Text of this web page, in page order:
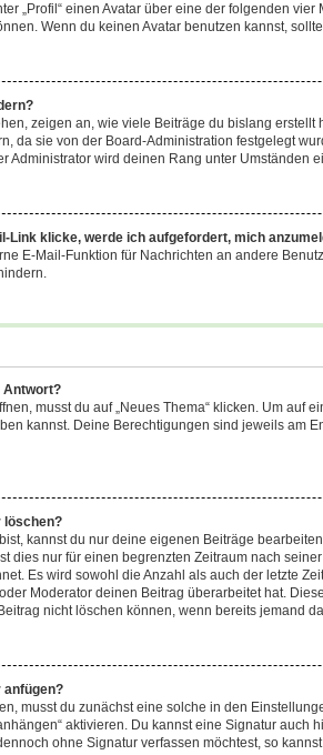
„Profil“ einen Avatar über eine der folgenden
Wenn du keinen Avatar benutzen kannst,
zeigen an, wie viele Beiträge du bislang
da sie von der Board-Administration festgelegt
Administrator wird deinen Rang unter Umständen
Link klicke, werde ich aufgefordert, mich
E-Mail-Funktion für Nachrichten an andere
Antwort?
musst du auf „Neues Thema“ klicken. Um auf
kannst. Deine Berechtigungen sind jeweils am
löschen?
kannst du nur deine eigenen Beiträge
dies nur für einen begrenzten Zeitraum nach
Es wird sowohl die Anzahl als auch der letzte
Moderator deinen Beitrag überarbeitet hat.
nicht löschen können, wenn bereits jemand
anfügen?
musst du zunächst eine solche in den
aktivieren. Du kannst eine Signatur
ohne Signatur verfassen möchtest, so